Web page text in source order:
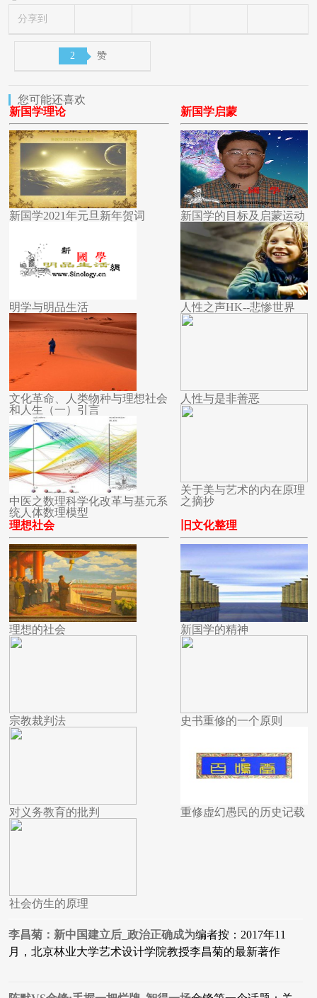
分享到
2 赞
您可能还喜欢
新国学理论
新国学2021年元旦新年贺词
明学与明品生活
文化革命、人类物种与理想社会
和人生（一）引言
中医之数理科学化改革与基元系
统人体数理模型
新国学启蒙
新国学的目标及启蒙运动
人性之声HK--悲惨世界
人性与是非善恶
关于美与艺术的内在原理
之摘抄
理想社会
理想的社会
宗教裁判法
对义务教育的批判
社会仿生的原理
旧文化整理
新国学的精神
史书重修的一个原则
重修虚幻愚民的历史记载
李昌菊：新中国建立后_政治正确成为编者按：2017年11
月，北京林业大学艺术设计学院教授李昌菊的最新著作